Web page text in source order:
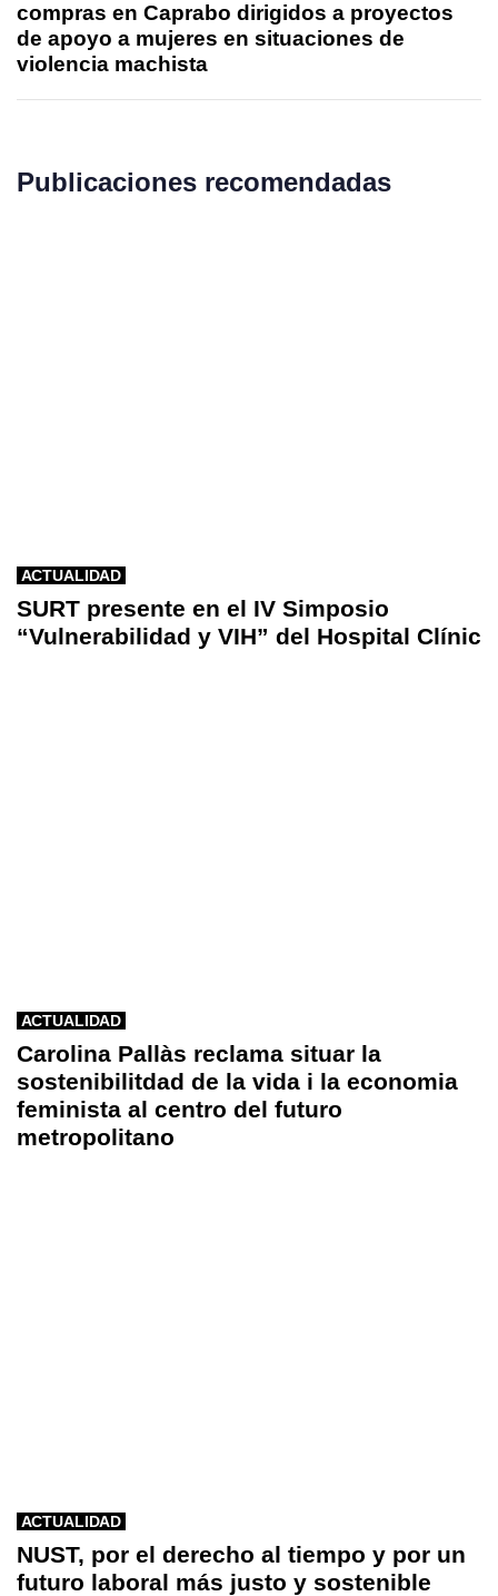
compras en Caprabo dirigidos a proyectos
de apoyo a mujeres en situaciones de
violencia machista
Publicaciones recomendadas
ACTUALIDAD
SURT presente en el IV Simposio
“Vulnerabilidad y VIH” del Hospital Clínic
ACTUALIDAD
Carolina Pallàs reclama situar la
sostenibilitdad de la vida i la economia
feminista al centro del futuro
metropolitano
ACTUALIDAD
NUST, por el derecho al tiempo y por un
futuro laboral más justo y sostenible